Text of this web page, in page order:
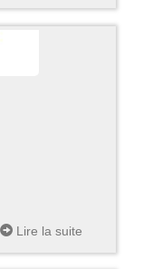
Lire la suite